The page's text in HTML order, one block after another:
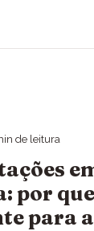
de leitura
por
para